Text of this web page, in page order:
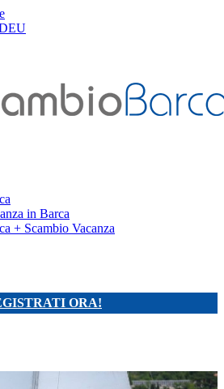
in Barca
+ Scambio Vacanza
ORA!